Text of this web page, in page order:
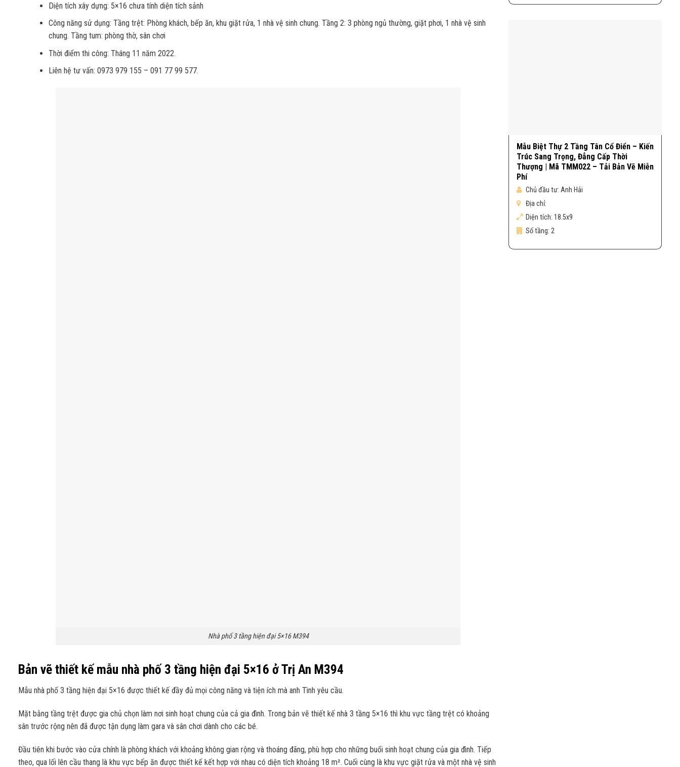
Diện tích xây dựng: 5×16 chưa tính diện tích sảnh
Công năng sử dụng: Tầng trệt: Phòng khách, bếp ăn, khu giặt rửa, 1 nhà vệ sinh chung. Tầng 2: 3 phòng ngủ thường, giặt phơi, 1 nhà vệ sinh
chung. Tầng tum: phòng thờ, sân chơi
Thời điểm thi công: Tháng 11 năm 2022.
Liên hệ tư vấn: 0973 979 155 – 091 77 99 577.
Nhà phố 3 tầng hiện đại 5×16 M394
Bản vẽ thiết kế mẫu nhà phố 3 tầng hiện đại 5×16 ở Trị An M394
Mẫu nhà phố 3 tầng hiện đại 5×16 được thiết kế đầy đủ mọi công năng và tiện ích mà anh Tình yêu cầu.
Mặt bằng tầng trệt được gia chủ chọn làm nơi sinh hoạt chung của cả gia đình. Trong bản vẽ thiết kế nhà 3 tầng 5×16 thì khu vực tầng trệt có khoảng
sân trước rộng nên đã được tận dụng làm gara và sân chơi dành cho các bé.
Đầu tiên khi bước vào cửa chính là phòng khách với khoảng không gian rộng và thoáng đãng, phù hợp cho những buổi sinh hoạt chung của gia đình. Tiếp
theo, qua lối lên cầu thang là khu vực bếp ăn được thiết kế kết hợp với nhau có diện tích khoảng 18 m². Cuối cùng là khu vực giặt rửa và một nhà vệ sinh
Mẫu Biệt Thự 2 Tầng Tân Cổ Điển – Kiến
Trúc Sang Trọng, Đẳng Cấp Thời
Thượng | Mã TMM022 – Tải Bản Vẽ Miễn
Phí
Chủ đầu tư: Anh Hải
Địa chỉ:
Diện tích: 18.5x9
Số tầng: 2